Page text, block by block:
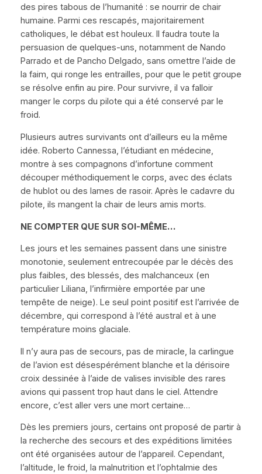
des pires tabous de l’humanité : se nourrir de chair
humaine. Parmi ces rescapés, majoritairement
catholiques, le débat est houleux. Il faudra toute la
persuasion de quelques-uns, notamment de Nando
Parrado et de Pancho Delgado, sans omettre l’aide de
la faim, qui ronge les entrailles, pour que le petit groupe
se résolve enfin au pire. Pour survivre, il va falloir
manger le corps du pilote qui a été conservé par le
froid.
Plusieurs autres survivants ont d’ailleurs eu la même
idée. Roberto Cannessa, l’étudiant en médecine,
montre à ses compagnons d’infortune comment
découper méthodiquement le corps, avec des éclats
de hublot ou des lames de rasoir. Après le cadavre du
pilote, ils mangent la chair de leurs amis morts.
NE COMPTER QUE SUR SOI-MÊME…
Les jours et les semaines passent dans une sinistre
monotonie, seulement entrecoupée par le décès des
plus faibles, des blessés, des malchanceux (en
particulier Liliana, l’infirmière emportée par une
tempête de neige). Le seul point positif est l’arrivée de
décembre, qui correspond à l’été austral et à une
température moins glaciale.
Il n’y aura pas de secours, pas de miracle, la carlingue
de l’avion est désespérément blanche et la dérisoire
croix dessinée à l’aide de valises invisible des rares
avions qui passent trop haut dans le ciel. Attendre
encore, c’est aller vers une mort certaine…
Dès les premiers jours, certains ont proposé de partir à
la recherche des secours et des expéditions limitées
ont été organisées autour de l’appareil. Cependant,
l’altitude, le froid, la malnutrition et l’ophtalmie des